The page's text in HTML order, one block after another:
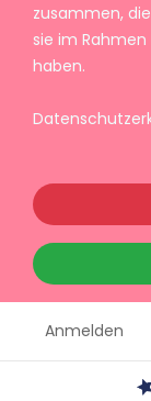
zusammen,
sie im
haben.
Anmelden